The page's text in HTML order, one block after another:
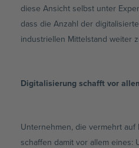
diese Ansicht selbst unter
dass die Anzahl der
industriellen Mittelstand weiter
Digitalisierung schafft vor
Unternehmen, die vermehrt
schaffen damit vor allem eines: